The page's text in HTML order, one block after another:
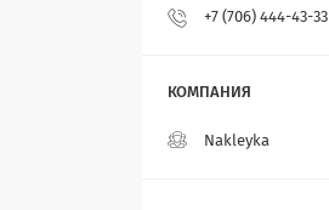
+7 (706) 444-43-33
Nakleyka